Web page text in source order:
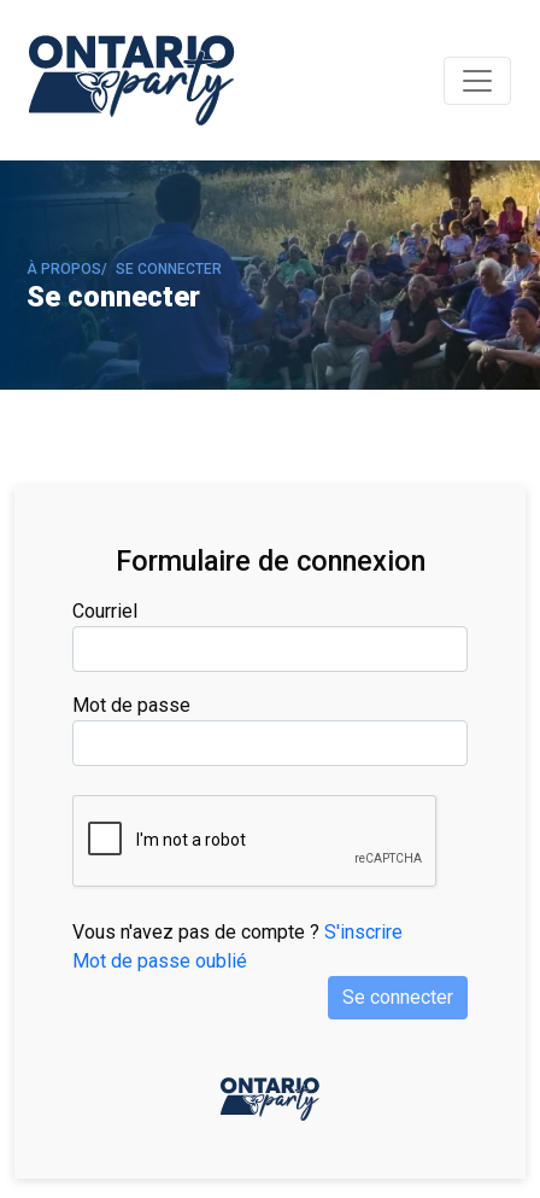
À PROPOS/ SE CONNECTER
Se connecter
Formulaire de connexion
Courriel
Mot de passe
Vous n'avez pas de compte ? S'inscrire
Mot de passe oublié
Se connecter